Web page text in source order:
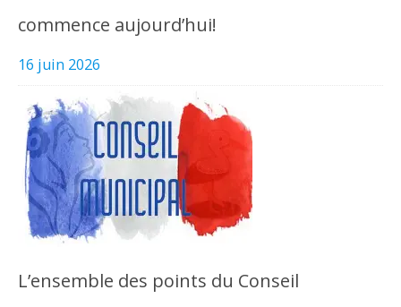
commence aujourd’hui!
16 juin 2026
L’ensemble des points du Conseil